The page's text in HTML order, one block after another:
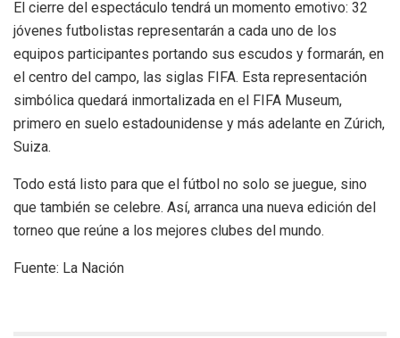
El cierre del espectáculo tendrá un momento emotivo: 32
jóvenes futbolistas representarán a cada uno de los
equipos participantes portando sus escudos y formarán, en
el centro del campo, las siglas FIFA. Esta representación
simbólica quedará inmortalizada en el FIFA Museum,
primero en suelo estadounidense y más adelante en Zúrich,
Suiza.
Todo está listo para que el fútbol no solo se juegue, sino
que también se celebre. Así, arranca una nueva edición del
torneo que reúne a los mejores clubes del mundo.
Fuente: La Nación